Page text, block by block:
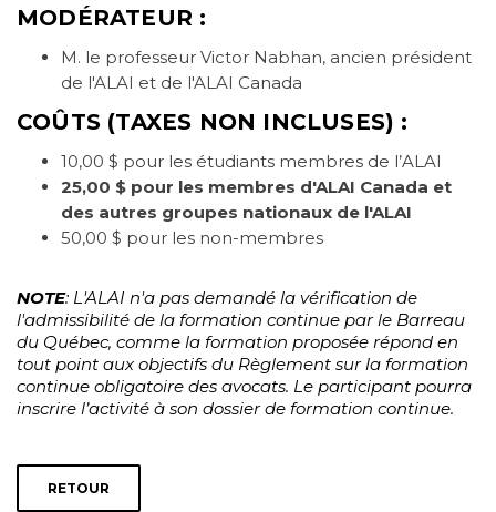
MODÉRATEUR :
M. le professeur Victor Nabhan, ancien président
de l'ALAI et de l'ALAI Canada
COÛTS (TAXES NON INCLUSES) :
10,00 $ pour les étudiants membres de l’ALAI
25,00 $ pour les membres d'ALAI Canada et
des autres groupes nationaux de l'ALAI
50,00 $ pour les non-membres
NOTE: L'ALAI n'a pas demandé la vérification de
l'admissibilité de la formation continue par le Barreau
du Québec, comme la formation proposée répond en
tout point aux objectifs du Règlement sur la formation
continue obligatoire des avocats. Le participant pourra
inscrire l’activité à son dossier de formation continue.
RETOUR